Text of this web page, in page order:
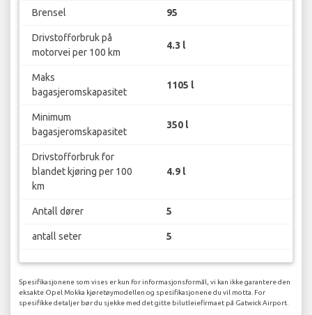
Brensel 95
Drivstofforbruk på
motorvei per 100 km
4.3 l
Maks
bagasjeromskapasitet
1105 l
Minimum
bagasjeromskapasitet
350 l
Drivstofforbruk for
blandet kjøring per 100
km
4.9 l
Antall dører 5
antall seter 5
Spesifikasjonene som vises er kun for informasjonsformål, vi kan ikke garantere den
eksakte Opel Mokka kjøretøymodellen og spesifikasjonene du vil motta. For
spesifikke detaljer bør du sjekke med det gitte bilutleiefirmaet på Gatwick Airport.